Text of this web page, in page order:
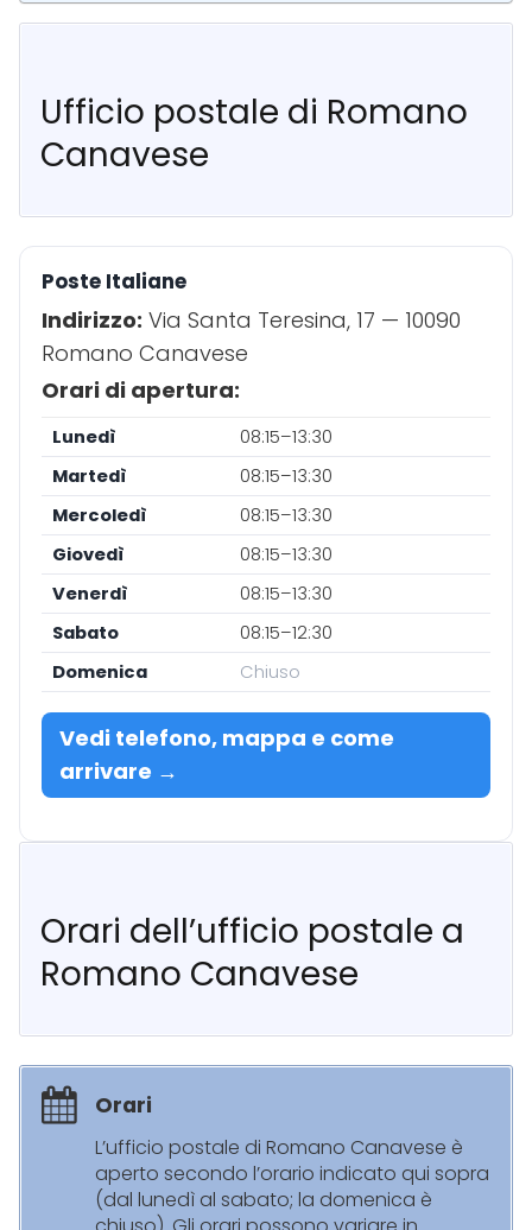
Ufficio postale di Romano
Canavese
Poste Italiane
Indirizzo: Via Santa Teresina, 17 — 10090
Romano Canavese
Orari di apertura:
Lunedì
08:15–13:30
Martedì
08:15–13:30
Mercoledì
08:15–13:30
Giovedì
08:15–13:30
Venerdì
08:15–13:30
Sabato
08:15–12:30
Domenica
Chiuso
Vedi telefono, mappa e come
arrivare →
Orari dell’ufficio postale a
Romano Canavese
Orari
L’ufficio postale di Romano Canavese è
aperto secondo l’orario indicato qui sopra
(dal lunedì al sabato; la domenica è